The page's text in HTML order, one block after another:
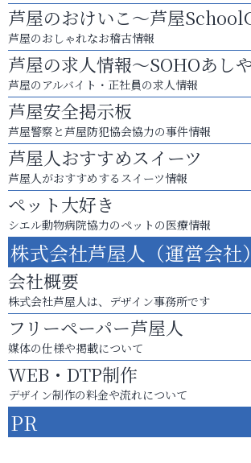
芦屋のおけいこ～芦屋
芦屋のおしゃれなお稽古情報
芦屋の求人情報～SOHOあし
芦屋のアルバイト・正社員の求人情報
芦屋安全掲示板
芦屋警察と芦屋防犯協会協力の事件情報
芦屋人おすすめスイーツ
芦屋人がおすすめするスイーツ情報
ペット大好き
シエル動物病院協力のペットの医療情報
株式会社芦屋人（運営会社）
会社概要
株式会社芦屋人は、デザイン事務所です
フリーペーパー芦屋人
媒体の仕様や掲載について
WEB・DTP制作
デザイン制作の料金や流れについて
PR